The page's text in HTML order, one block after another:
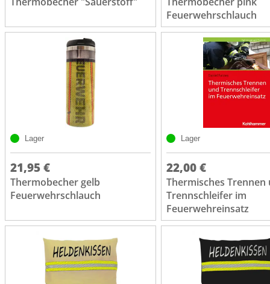
Feuerwehrschlauch
Lager
21,95 €
Thermobecher gelb
Feuerwehrschlauch
Lager
22,00 €
Thermisches Trennen
Trennschleifer im
Feuerwehreinsatz